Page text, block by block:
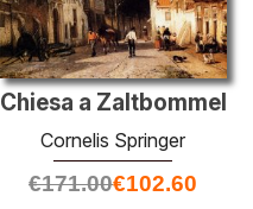
Chiesa a Zaltbommel
Cornelis Springer
€171.00€102.60